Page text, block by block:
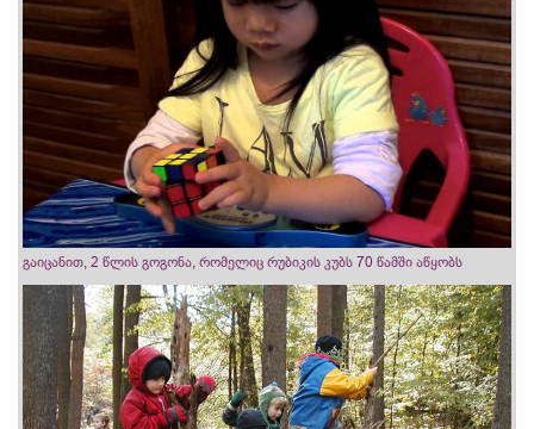
გაიცანით, 2 წლის გოგონა, რომელიც რუბიკის კუბს 70 წამში აწყობს